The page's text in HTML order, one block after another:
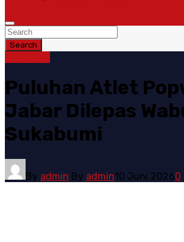
Search
Puluhan Atlet
Jabar Dilepas
Sukabumi
By admin By admin10 Juni 20260